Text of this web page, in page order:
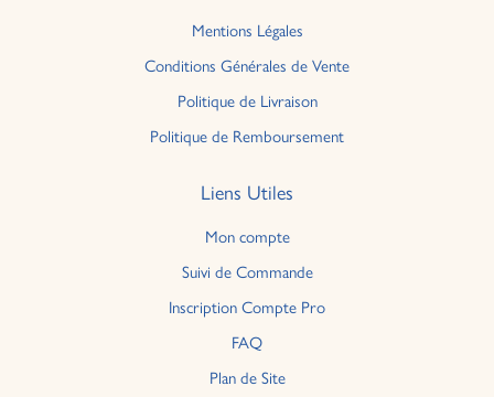
Mentions Légales
Conditions Générales de Vente
Politique de Livraison
Politique de Remboursement
Liens Utiles
Mon compte
Suivi de Commande
Inscription Compte Pro
FAQ
Plan de Site